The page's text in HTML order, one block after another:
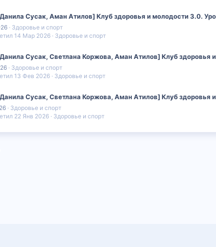
Сусак, Аман Атилов] Клуб здоровья и молодости 3.0.
Здоровье и спорт
Здоровье и спорт
14 Мар 2026
Сусак, Светлана Коржова, Аман Атилов] Клуб здоровья
Здоровье и спорт
Здоровье и спорт
13 Фев 2026
Сусак, Светлана Коржова, Аман Атилов] Клуб здоровья
Здоровье и спорт
Здоровье и спорт
22 Янв 2026
почта